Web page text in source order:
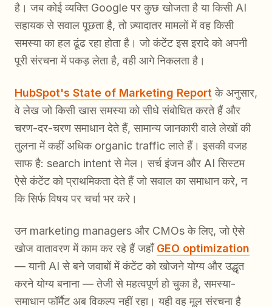
है। जब कोई व्यक्ति Google पर कुछ खोजता है या किसी AI
सहायक से सवाल पूछता है, तो ज़्यादातर मामलों में वह किसी
समस्या का हल ढूंढ रहा होता है। जो कंटेंट इस इरादे को अपनी
पूरी संरचना में पकड़ लेता है, वही आगे निकलता है।
HubSpot's State of Marketing Report के अनुसार,
वे लेख जो किसी खास समस्या को सीधे संबोधित करते हैं और
चरण-दर-चरण समाधान देते हैं, सामान्य जानकारी वाले लेखों की
तुलना में कहीं अधिक organic traffic लाते हैं। इसकी वजह
साफ है: search intent से मेल। सर्च इंजन और AI सिस्टम
ऐसे कंटेंट को प्राथमिकता देते हैं जो सवाल का समाधान करे, न
कि सिर्फ विषय पर चर्चा भर करे।
उन marketing managers और CMOs के लिए, जो ऐसे
खोज वातावरण में काम कर रहे हैं जहाँGEO optimization
— यानी AI से बने जवाबों में कंटेंट को खोजने योग्य और उद्धृत
करने योग्य बनाना — तेजी से महत्वपूर्ण हो चुका है, समस्या-
समाधान फॉर्मैट अब विकल्प नहीं रहा। यही वह मूल संरचना है